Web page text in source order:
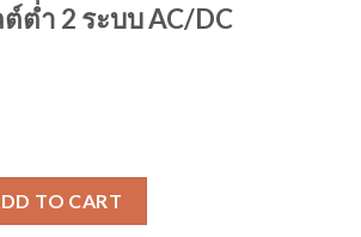
ต่ำ 2 ระบบ AC/DC
บบ AC/DC quantity
TO CART